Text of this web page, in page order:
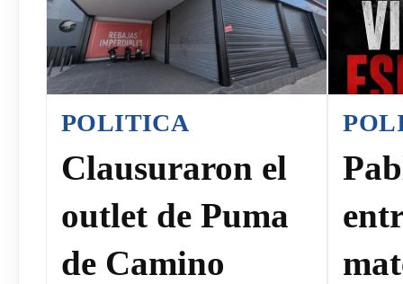
POLITICA
Clausuraron el
outlet de Puma
de Camino